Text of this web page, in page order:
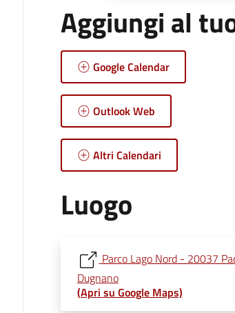
Aggiungi al
Google Calendar
Outlook Web
Altri Calendari
Luogo
Parco Lago Nord - 20037
Dugnano
(Apri su Google Maps)